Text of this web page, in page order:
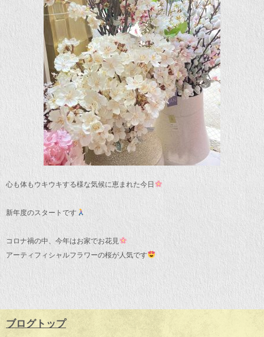
心も体もウキウキする様な気候に恵まれた今日
新年度のスタートです
コロナ禍の中、今年はお家でお花見
アーティフィシャルフラワーの桜が人気です
ブログトップ